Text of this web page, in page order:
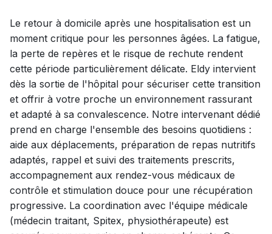
Le retour à domicile après une hospitalisation est un
moment critique pour les personnes âgées. La fatigue,
la perte de repères et le risque de rechute rendent
cette période particulièrement délicate. Eldy intervient
dès la sortie de l'hôpital pour sécuriser cette transition
et offrir à votre proche un environnement rassurant
et adapté à sa convalescence. Notre intervenant dédié
prend en charge l'ensemble des besoins quotidiens :
aide aux déplacements, préparation de repas nutritifs
adaptés, rappel et suivi des traitements prescrits,
accompagnement aux rendez-vous médicaux de
contrôle et stimulation douce pour une récupération
progressive. La coordination avec l'équipe médicale
(médecin traitant, Spitex, physiothérapeute) est